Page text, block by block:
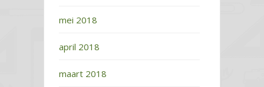
mei 2018
april 2018
maart 2018